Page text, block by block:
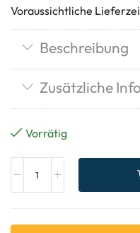
Voraussichtliche
Beschreibung
Zusätzliche
Vorrätig